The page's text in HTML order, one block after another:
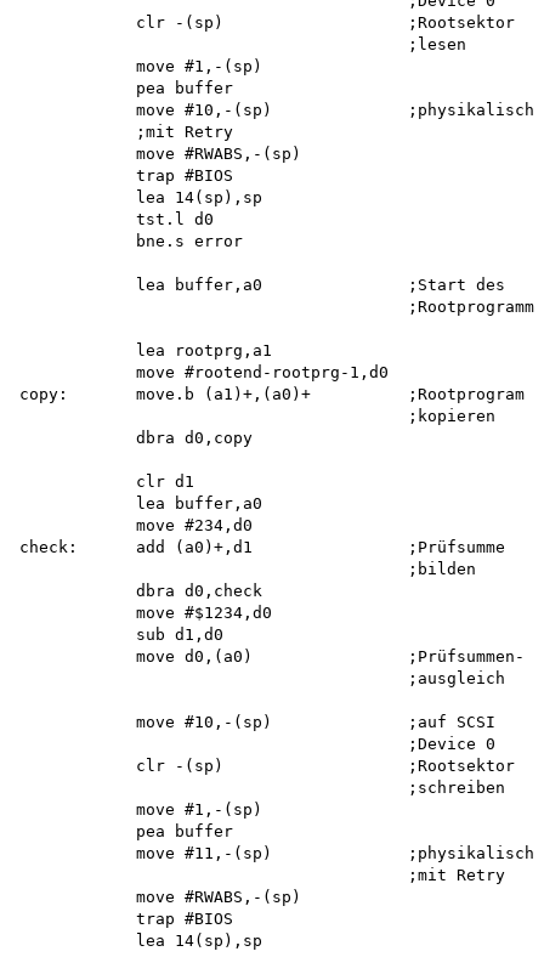
            clr -(sp)                   ;Rootsektor
                                        ;lesen
            move #1,-(sp)
            pea buffer
            move #10,-(sp)              ;physikalisch
            ;mit Retry
            move #RWABS,-(sp)
            trap #BIOS
            lea 14(sp),sp
            tst.l d0
            bne.s error
            lea buffer,a0               ;Start des
                                        ;Rootprogramms
            lea rootprg,a1
            move #rootend-rootprg-1,d0
copy:       move.b (a1)+,(a0)+          ;Rootprogram
                                        ;kopieren
            dbra d0,copy
            clr d1
            lea buffer,a0
            move #234,d0
check:      add (a0)+,d1                ;Prüfsumme
                                        ;bilden
            dbra d0,check
            move #$1234,d0
            sub d1,d0
            move d0,(a0)                ;Prüfsummen-
                                        ;ausgleich
            move #10,-(sp)              ;auf SCSI
                                        ;Device 0
            clr -(sp)                   ;Rootsektor
                                        ;schreiben
            move #1,-(sp)
            pea buffer
            move #11,-(sp)              ;physikalisch
                                        ;mit Retry
            move #RWABS,-(sp)
            trap #BIOS
            lea 14(sp),sp